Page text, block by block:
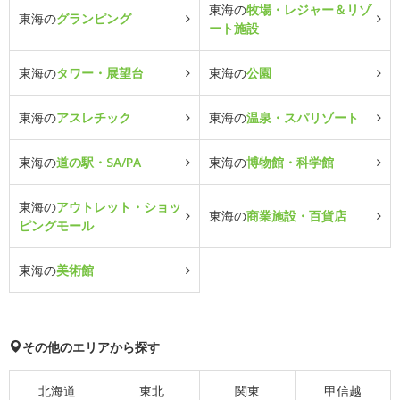
東海のグランピング
東海の牧場・レジャー＆リゾ
ート施設
東海のタワー・展望台 東海の公園
東海のアスレチック 東海の温泉・スパリゾート
東海の道の駅・SA/PA 東海の博物館・科学館
東海のアウトレット・ショッ
ピングモール
東海の商業施設・百貨店
東海の美術館
その他のエリアから探す
北海道 東北 関東 甲信越